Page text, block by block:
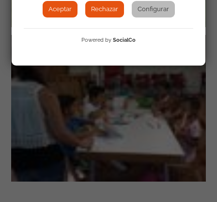
Aceptar Rechazar Configurar
Powered by SocialCo